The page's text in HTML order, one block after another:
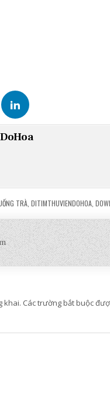
TRÀ, DITIMTHUVIENDOHOA,
khai. Các trường bắt buộc